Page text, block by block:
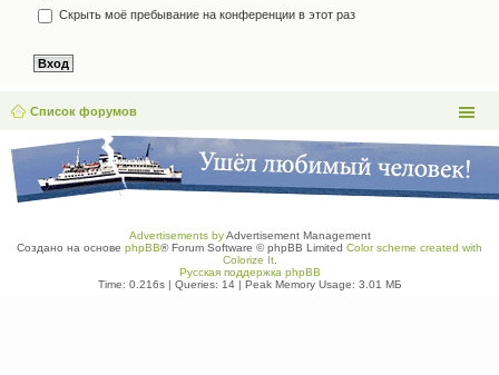
Скрыть моё пребывание на конференции в этот раз
Список форумов
Advertisements byAdvertisement Management
Создано на основе phpBB® Forum Software © phpBB Limited Color scheme created with
Colorize It.
Русская поддержка phpBB
Time: 0.216s| Queries: 14| Peak Memory Usage: 3.01 МБ